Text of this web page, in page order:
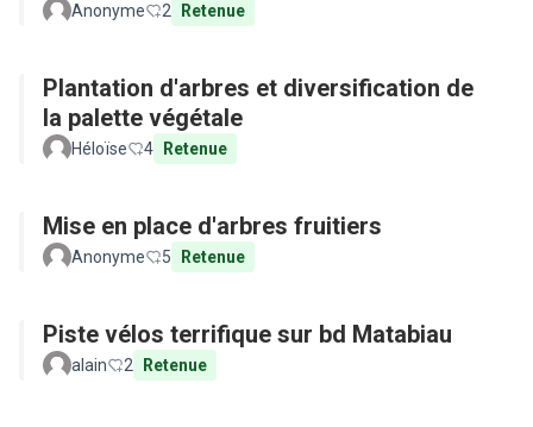
Anonyme 2 Retenue
Plantation d'arbres et diversification de
la palette végétale
Héloïse 4 Retenue
Mise en place d'arbres fruitiers
Anonyme 5 Retenue
Piste vélos terrifique sur bd Matabiau
alain 2 Retenue